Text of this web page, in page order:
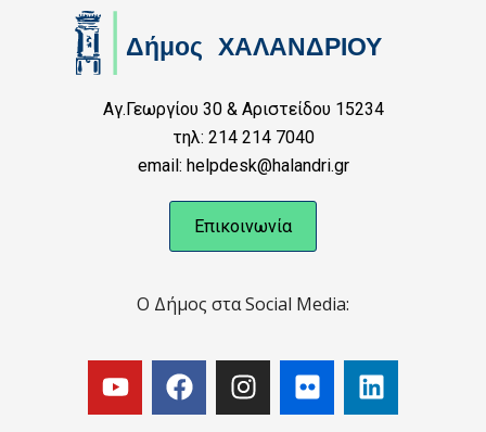
Αγ.Γεωργίου 30 & Αριστείδου 15234
τηλ: 214 214 7040
email: helpdesk@halandri.gr
Επικοινωνία
Ο Δήμος στα Social Media: